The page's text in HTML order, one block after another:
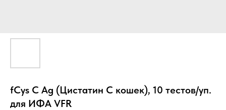
fCys C Ag (Цистатин С кошек), 10 тестов/уп.
для ИФА VFR